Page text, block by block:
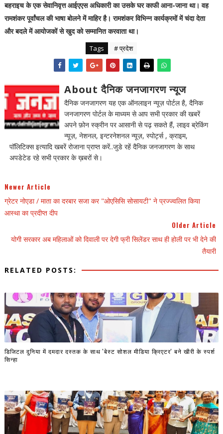
बहराइच के एक सेवानिवृत्त आईएएस अधिकारी का उसके घर काफी आना-जाना था। वह
रामशंकर पूर्वांचल की भाषा बोलने में माहिर है। रामशंकर विभिन्न कार्यक्रमों में चंदा देता
और बदले में आयोजकों से खुद को सम्मानित करवाता था।
Tags # प्रदेश
About दैनिक जनजागरण न्यूज
दैनिक जनजागरण यह एक ऑनलाइन न्यूज़ पोर्टल है, दैनिक
जनजागरण पोर्टल के माध्यम से आप सभी प्रकार की खबरें
अपने फ़ोन स्क्रीन पर आसानी से पढ़ सकते हैं, लाइव ब्रेकिंग
न्यूज़, नेशनल, इन्टरनेशनल न्यूज़, स्पोर्ट्स , क्राइम,
पॉलिटिक्स इत्यादि खबरें रोजाना प्राप्त करें..जुडे रहें दैनिक जनजागरण के साथ
अपडेटेड रहे सभी प्रकार के ख़बरों से।
Newer Article
ग्रेटर नोएडा / माता का दरबार सजा कर "ओएसिसि सोसायटी" ने प्रज्ज्वलित किया
आस्था का प्रदीप्त दीप
Older Article
योगी सरकार अब महिलाओं को दिवाली पर देगी फ्री सिलेंडर साथ ही होली पर भी देने की
तैयारी
RELATED POSTS:
डिजिटल दुनिया में दमदार दस्तक के साथ 'बेस्ट सोशल मीडिया क्रिएटर' बने खीरी के स्पर्श
सिन्हा